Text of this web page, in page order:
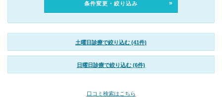
条件変更・絞り込み
土曜日診療で絞り込む (41件)
日曜日診療で絞り込む (6件)
口コミ検索はこちら